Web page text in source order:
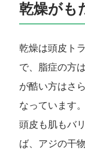
乾燥がも
乾燥は頭皮ト
で、脂症の方
が酷い方はさ
なっています
頭皮も肌もバ
ば、アジの干